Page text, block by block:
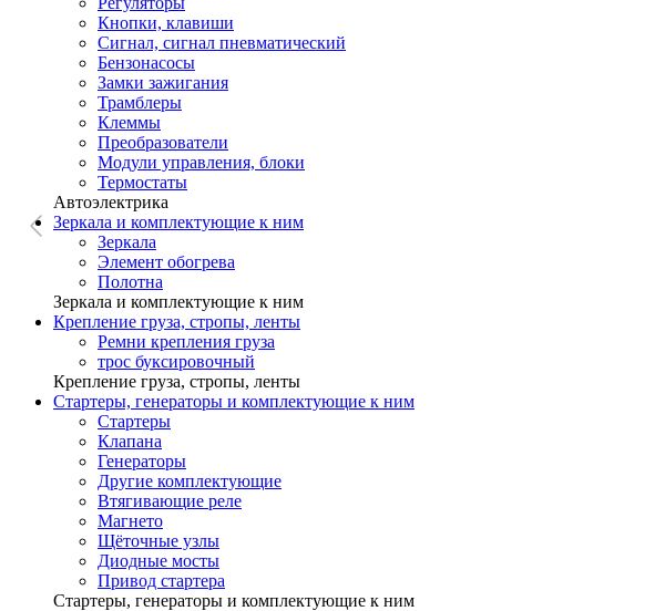
Кнопки, клавиши
Сигнал, сигнал пневматический
Бензонасосы
Замки зажигания
Трамблеры
Клеммы
Преобразователи
Модули управления, блоки
Термостаты
Автоэлектрика
Зеркала и комплектующие к ним
Зеркала
Элемент обогрева
Полотна
Зеркала и комплектующие к ним
Крепление груза, стропы, ленты
Ремни крепления груза
трос буксировочный
Крепление груза, стропы, ленты
Стартеры, генераторы и комплектующие к ним
Стартеры
Клапана
Генераторы
Другие комплектующие
Втягивающие реле
Магнето
Щёточные узлы
Диодные мосты
Привод стартера
Стартеры, генераторы и комплектующие к ним